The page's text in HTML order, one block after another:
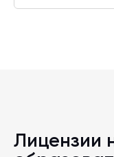
Лицензии